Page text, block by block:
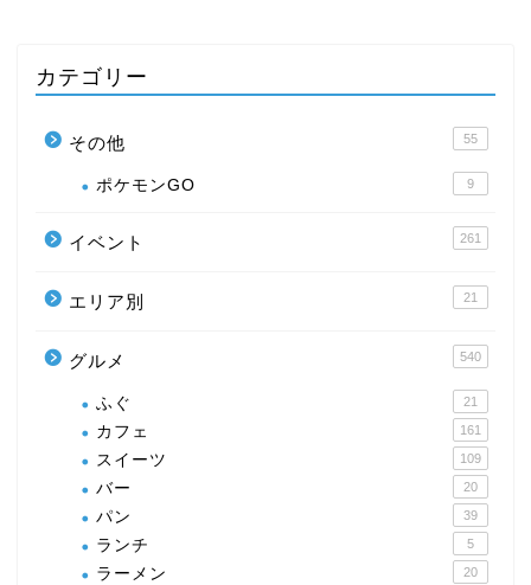
カテゴリー
その他 55
ポケモンGO 9
イベント 261
エリア別 21
グルメ 540
ふぐ 21
カフェ 161
スイーツ 109
バー 20
パン 39
ランチ 5
ラーメン 20